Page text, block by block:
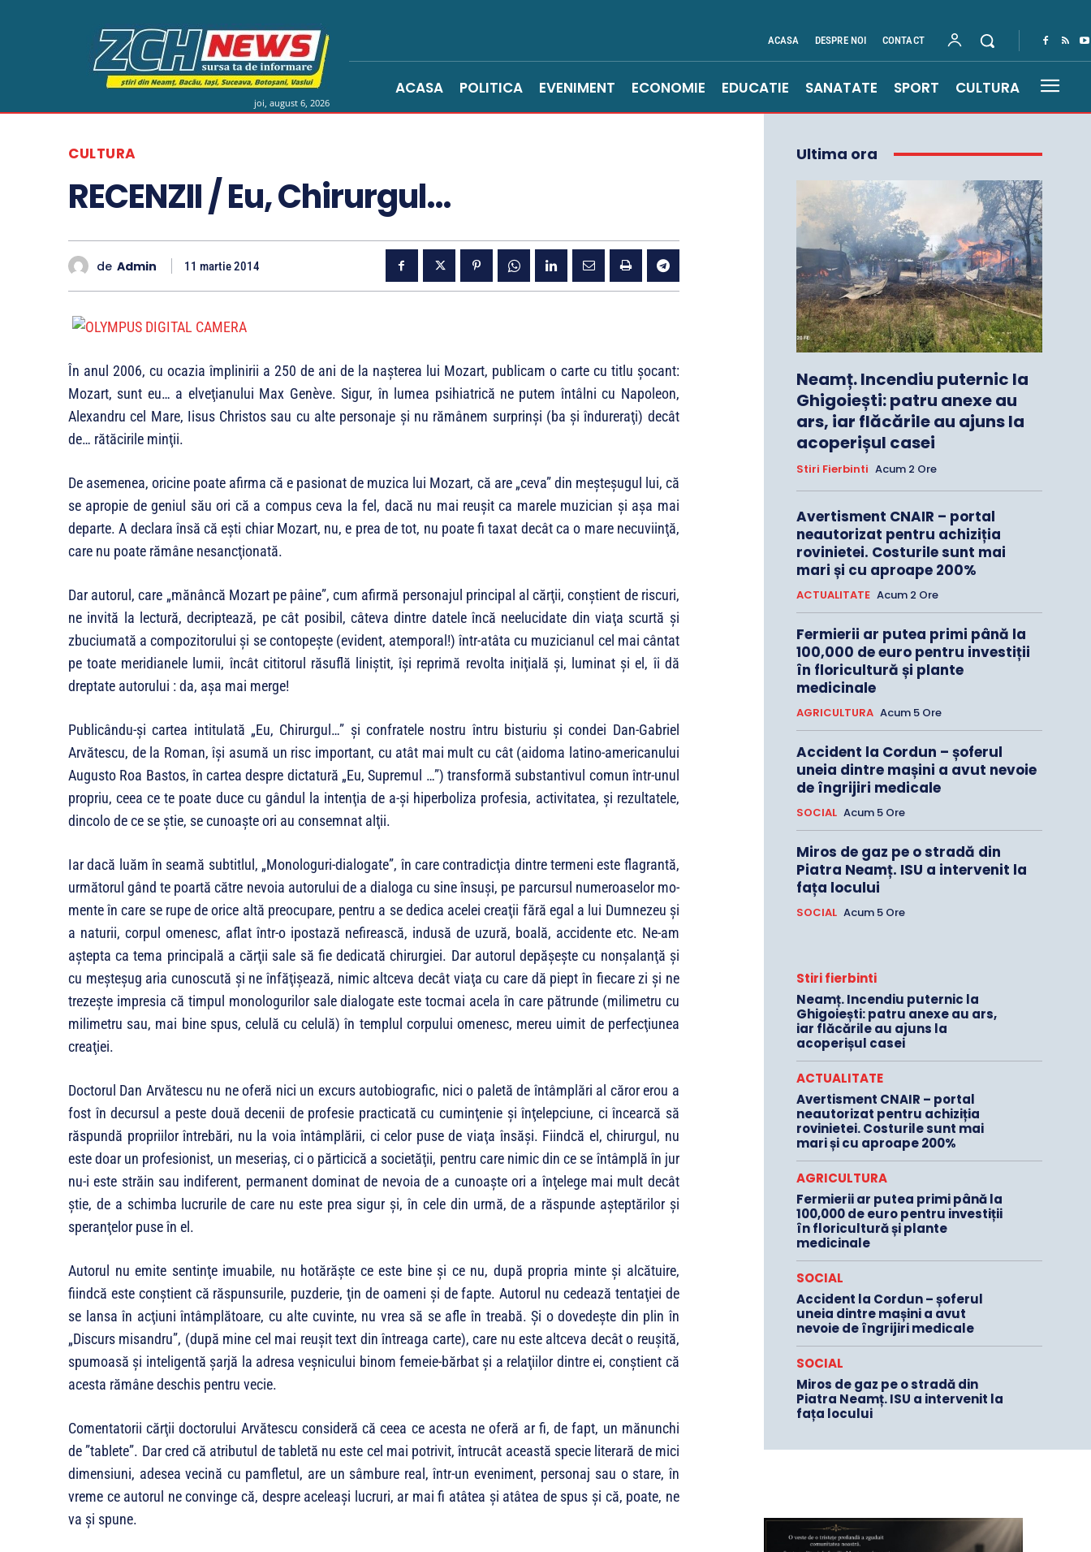
joi, august 6, 2026
ACASA DESPRE NOI CONTACT
ACASA POLITICA EVENIMENT ECONOMIE EDUCATIE SANATATE SPORT CULTURA
CULTURA
RECENZII / Eu, Chirurgul…
de Admin 11 martie 2014
În anul 2006, cu ocazia împlinirii a 250 de ani de la naşterea lui Mozart, publicam o carte cu titlu şocant:
Mozart, sunt eu… a elveţianului Max Genève. Sigur, în lumea psihiatrică ne putem întâlni cu Napoleon,
Alexandru cel Mare, Iisus Chris­tos sau cu alte personaje şi nu rămânem surprinşi (ba şi îndureraţi) decât
de… rătăcirile minţii.
De ase­me­nea, oricine poate afirma că e pasionat de muzica lui Mozart, că are „ceva” din meşteşugul lui, că
se apropie de geniul său ori că a compus ceva la fel, dacă nu mai reuşit ca marele muzician şi aşa mai
departe. A declara însă că eşti chiar Mozart, nu, e prea de tot, nu poate fi taxat decât ca o mare necuviinţă,
care nu poate rămâne nes­ancţionată.
Dar autorul, care „mănâncă Mozart pe pâine”, cum afirmă personajul principal al cărţii, conştient de riscuri,
ne invită la lectură, decriptează, pe cât posibil, câteva dintre datele încă neelucidate din viaţa scurtă şi
zbuciumată a com­pozi­to­ru­lui şi se contopeşte (evident, atemporal!) într-atâta cu muzicianul cel mai cântat
pe toate meridianele lumii, încât cititorul răsuflă liniştit, îşi reprimă revolta iniţială şi, luminat şi el, îi dă
dreptate autorului : da, aşa mai merge!
Publicându-şi cartea intitulată „Eu, Chirurgul…” şi confratele nostru întru bisturiu şi condei Dan-Gabriel
Arvătescu, de la Roman, îşi asumă un risc important, cu atât mai mult cu cât (aidoma latino-americanului
Augusto Roa Bastos, în cartea despre dictatură „Eu, Supremul …”) transformă substantivul comun într-unul
propriu, ceea ce te poate duce cu gândul la in­ten­ţia de a-şi hiperboliza profesia, activitatea, şi rezultatele,
dincolo de ce se ştie, se cunoaşte ori au consemnat alţii.
Iar dacă luăm în seamă subtitlul, „Monologuri-dialogate”, în care con­tra­dicţia dintre termeni este flagrantă,
următorul gând te poartă către nevoia au­to­rului de a dia­lo­ga cu sine însuşi, pe parcursul numeroaselor mo­
mente în care se rupe de orice altă preocupare, pen­tru a se dedica acelei creaţii fără egal a lui Dumnezeu şi
a naturii, corpul ome­nesc, aflat într-o ipostază nefirească, indusă de uzură, boală, accidente etc. Ne-am
aştepta ca tema principală a cărţii sale să fie dedicată chi­rurgiei. Dar autorul de­pă­şeşte cu nonşalanţă şi
cu meşteşug aria cunoscută şi ne înfăţişează, nimic altceva decât viaţa cu care dă piept în fiecare zi şi ne
trezeşte impresia că timpul monologurilor sale dia­lo­gate este tocmai acela în care pătrunde (milimetru cu
milimetru sau, mai bine spus, celulă cu celulă) în templul corpului omenesc, mereu uimit de perfecţiunea
creaţiei.
Doctorul Dan Arvătescu nu ne oferă nici un excurs autobiografic, nici o paletă de întâm­plări al căror erou a
fost în decursul a peste două decenii de profesie practicată cu cuminţenie şi înţelepciune, ci încearcă să
răspundă propriilor întrebări, nu la voia întâmplării, ci celor puse de viaţa însăşi. Fiindcă el, chirurgul, nu
este doar un profesionist, un meseriaş, ci o părticică a societăţii, pentru care nimic din ce se întâmplă în jur
nu-i este străin sau indiferent, permanent dominat de nevoia de a cunoaşte ori a înţelege mai mult decât
ştie, de a schimba lucrurile de care nu este prea sigur şi, în cele din urmă, de a răs­punde aşteptărilor şi
speranţelor puse în el.
Autorul nu emite sentinţe imu­abile, nu ho­tărăşte ce este bine şi ce nu, după propria minte şi alcătuire,
fiindcă este conştient că răs­punsurile, puzderie, ţin de oameni şi de fapte. Autorul nu cedează tentaţiei de
se lansa în acţiuni în­tâmplătoare, cu alte cuvinte, nu vrea să se afle în treabă. Şi o dovedeşte din plin în
„Discurs misandru”, (după mine cel mai reuşit text din întreaga carte), care nu este altceva decât o reuşită,
spumoasă şi inteligentă şarjă la adresa veşnicului binom femeie-bărbat şi a relaţiilor dintre ei, conştient că
acesta rămâne des­chis pentru vecie.
Comentatorii cărţii doctorului Arvătescu consideră că ceea ce acesta ne oferă ar fi, de fapt, un mănunchi
de ”tablete”. Dar cred că atributul de tabletă nu este cel mai potrivit, întrucât această specie literară de mici
dimensiuni, adesea vecină cu pamfletul, are un sâm­bure real, într-un eveniment, personaj sau o stare, în
vreme ce autorul ne convinge că, despre aceleaşi lucruri, ar mai fi atâtea şi atâtea de spus şi că, poate, ne
va şi spune.
Ultima ora
Neamț. Incendiu puternic la
Ghigoiești: patru anexe au
ars, iar flăcările au ajuns la
acoperișul casei
Stiri Fierbinti Acum 2 Ore
Avertisment CNAIR – portal
neautorizat pentru achiziția
rovinietei. Costurile sunt mai
mari și cu aproape 200%
ACTUALITATE Acum 2 Ore
Fermierii ar putea primi până la
100,000 de euro pentru investiții
în floricultură și plante
medicinale
AGRICULTURA Acum 5 Ore
Accident la Cordun – șoferul
uneia dintre mașini a avut nevoie
de îngrijiri medicale
SOCIAL Acum 5 Ore
Miros de gaz pe o stradă din
Piatra Neamț. ISU a intervenit la
fața locului
SOCIAL Acum 5 Ore
Stiri fierbinti
Neamț. Incendiu puternic la
Ghigoiești: patru anexe au ars,
iar flăcările au ajuns la
acoperișul casei
ACTUALITATE
Avertisment CNAIR – portal
neautorizat pentru achiziția
rovinietei. Costurile sunt mai
mari și cu aproape 200%
AGRICULTURA
Fermierii ar putea primi până la
100,000 de euro pentru investiții
în floricultură și plante
medicinale
SOCIAL
Accident la Cordun – șoferul
uneia dintre mașini a avut
nevoie de îngrijiri medicale
SOCIAL
Miros de gaz pe o stradă din
Piatra Neamț. ISU a intervenit la
fața locului